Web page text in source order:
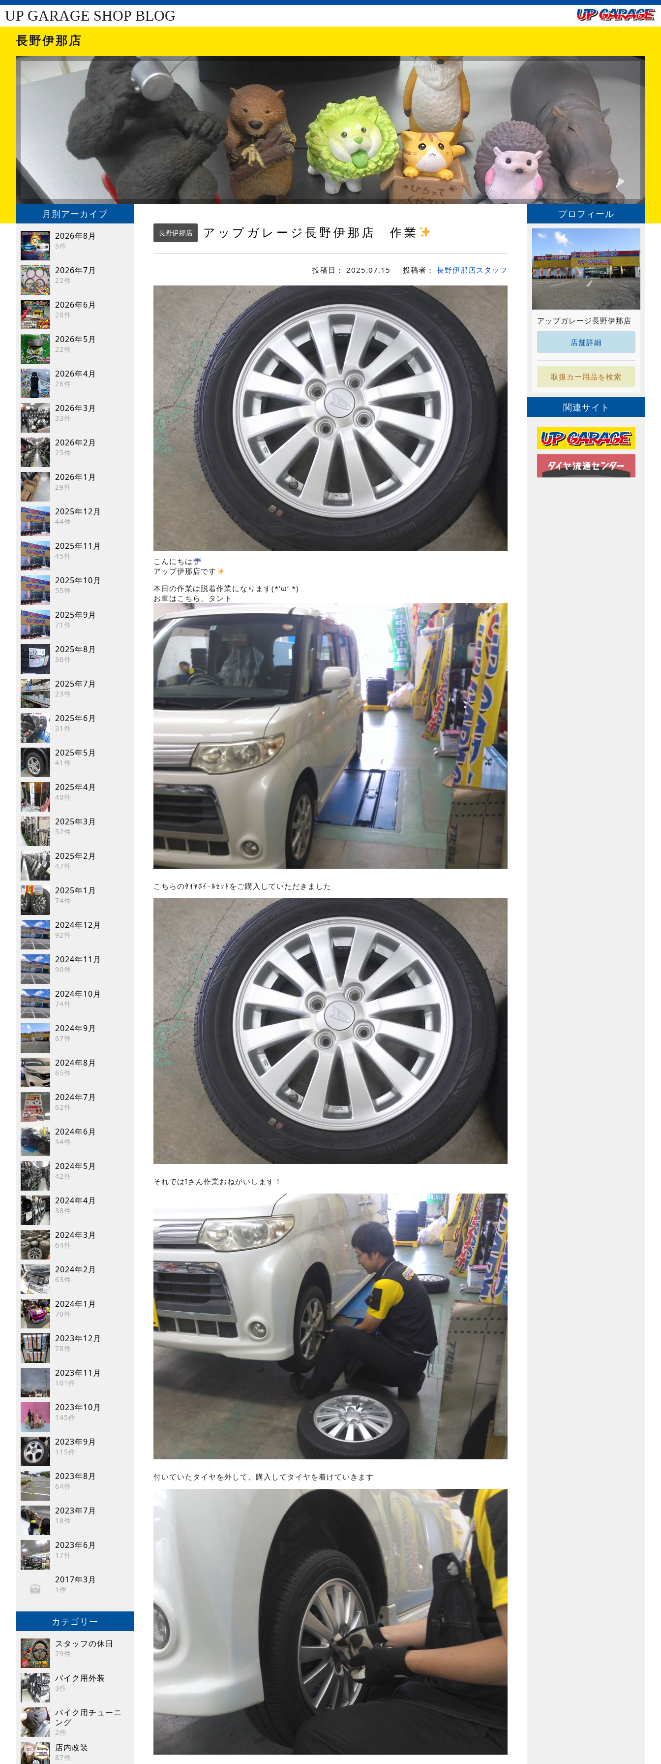
UP GARAGE SHOP BLOG
長野伊那店
月別アーカイブ
2026年8月
5件
2026年7月
22件
2026年6月
28件
2026年5月
22件
2026年4月
26件
2026年3月
33件
2026年2月
25件
2026年1月
29件
2025年12月
44件
2025年11月
45件
2025年10月
55件
2025年9月
71件
2025年8月
36件
2025年7月
23件
2025年6月
31件
2025年5月
41件
2025年4月
40件
2025年3月
52件
2025年2月
47件
2025年1月
74件
2024年12月
92件
2024年11月
90件
2024年10月
74件
2024年9月
67件
2024年8月
65件
2024年7月
62件
2024年6月
34件
2024年5月
42件
2024年4月
38件
2024年3月
64件
2024年2月
63件
2024年1月
70件
2023年12月
78件
2023年11月
101件
2023年10月
145件
2023年9月
115件
2023年8月
64件
2023年7月
18件
2023年6月
17件
2017年3月
1件
カテゴリー
スタッフの休日
29件
バイク用外装
3件
バイク用チューニ
ング
2件
店内改装
87件
長野伊那店 アップガレージ長野伊那店 作業
投稿日： 2025.07.15 投稿者： 長野伊那店スタッフ
こんにちは
アップ伊那店です
本日の作業は脱着作業になります(*‘ω‘ *)
お車はこちら、タント
こちらのﾀｲﾔﾎｲｰﾙｾｯﾄをご購入していただきました
それではIさん作業おねがいします！
付いていたタイヤを外して、購入してタイヤを着けていきます
プロフィール
アップガレージ長野伊那店
店舗詳細
取扱カー用品を検索
関連サイト